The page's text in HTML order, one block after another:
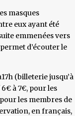
masques
eux ayant été
emmenées vers
d’écouter le
(billeterie jusqu’à
à 7€, pour les
les membres de
en français,